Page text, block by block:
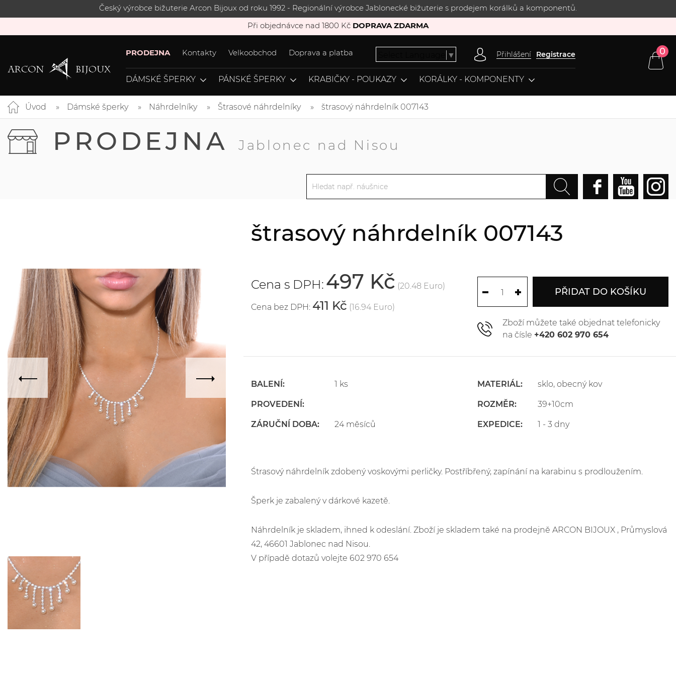
Český výrobce bižuterie Arcon Bijoux od roku 1992 - Regionální výrobce Jablonecké bižuterie s prodejem korálků a komponentů.
Při objednávce nad 1800 Kč DOPRAVA ZDARMA
PRODEJNA Kontakty Velkoobchod Doprava a platba ▼ Přihlášení Registrace 0
DÁMSKÉ ŠPERKY PÁNSKÉ ŠPERKY KRABIČKY - POUKAZY KORÁLKY - KOMPONENTY
Úvod Dámské šperky Náhrdelníky Štrasové náhrdelníky štrasový náhrdelník 007143
PRODEJNA Jablonec nad Nisou
štrasový náhrdelník 007143
Cena s DPH: 497 Kč (20.48 Euro)
Cena bez DPH: 411 Kč (16.94 Euro)
PŘIDAT DO KOŠÍKU
Zboží můžete také objednat telefonicky
na čísle +420 602 970 654
BALENÍ: 1 ks
PROVEDENÍ:
ZÁRUČNÍ DOBA: 24 měsíců
MATERIÁL: sklo, obecný kov
ROZMĚR: 39+10cm
EXPEDICE: 1 - 3 dny
Śtrasový náhrdelník zdobený voskovými perličky. Postříbřený, zapínání na karabinu s prodloužením.
Šperk je zabalený v dárkové kazetě.
Náhrdelník je skladem, ihned k odeslání. Zboží je skladem také na prodejně ARCON BIJOUX , Průmyslová
42, 46601 Jablonec nad Nisou.
V případě dotazů volejte 602 970 654